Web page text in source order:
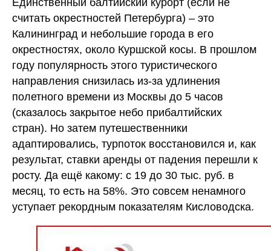
Единственный балтийский курорт (если не
считать окрестностей Петербурга) – это
Калининград и небольшие города в его
окрестностях, около Куршской косы. В прошлом
году популярность этого туристического
направления снизилась из-за удлинения
полетного времени из Москвы до 5 часов
(сказалось закрытое небо прибалтийских
стран). Но затем путешественники
адаптировались, турпоток восстановился и, как
результат, ставки аренды от падения перешли к
росту. Да ещё какому: с 19 до 30 тыс. руб. в
месяц, то есть на 58%. Это совсем ненамного
уступает рекордным показателям Кисловодска.